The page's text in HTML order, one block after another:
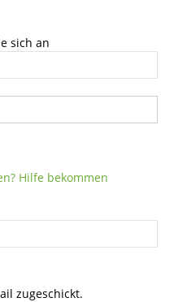
sich an
Hilfe bekommen
zugeschickt.